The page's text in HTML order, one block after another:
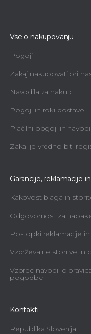
Vse o nakupovanju
Pogoji
Zakaj nakupovati pri
Navodila za nakup
Pogoji in roki dostave
Plačilni pogoji in
Zakaj je vredno biti
Garancije, reklamacije
Kakovost blaga in
Odgovornost za
Postopki reklamacije in
Vzdrževalne storitve in
Vzorec navodil o
pogodbe
Kontakti
Republika Slovenija